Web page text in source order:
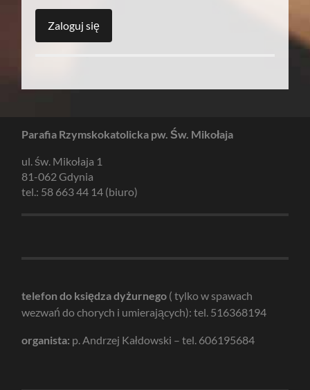
Parafia Rzymskokatolicka pw. Św. Mikołaja
ul. św. Mikołaja 1
81-062 Gdynia
tel.: 58 663 44 14 (biuro)
telefon do księdza dyżurnego ( tylko w spawach
wezwań do chorych i umierających): tel. 516368194
organista: p. Andrzej Kałdowski – tel. 606195684